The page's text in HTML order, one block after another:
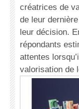
créatrices de
de leur
leur décision.
répondants
attentes
valorisation de